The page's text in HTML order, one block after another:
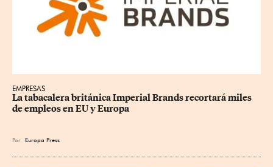
EMPRESAS
La tabacalera británica Imperial Brands recortará miles
de empleos en EU y Europa
Por Europa Press